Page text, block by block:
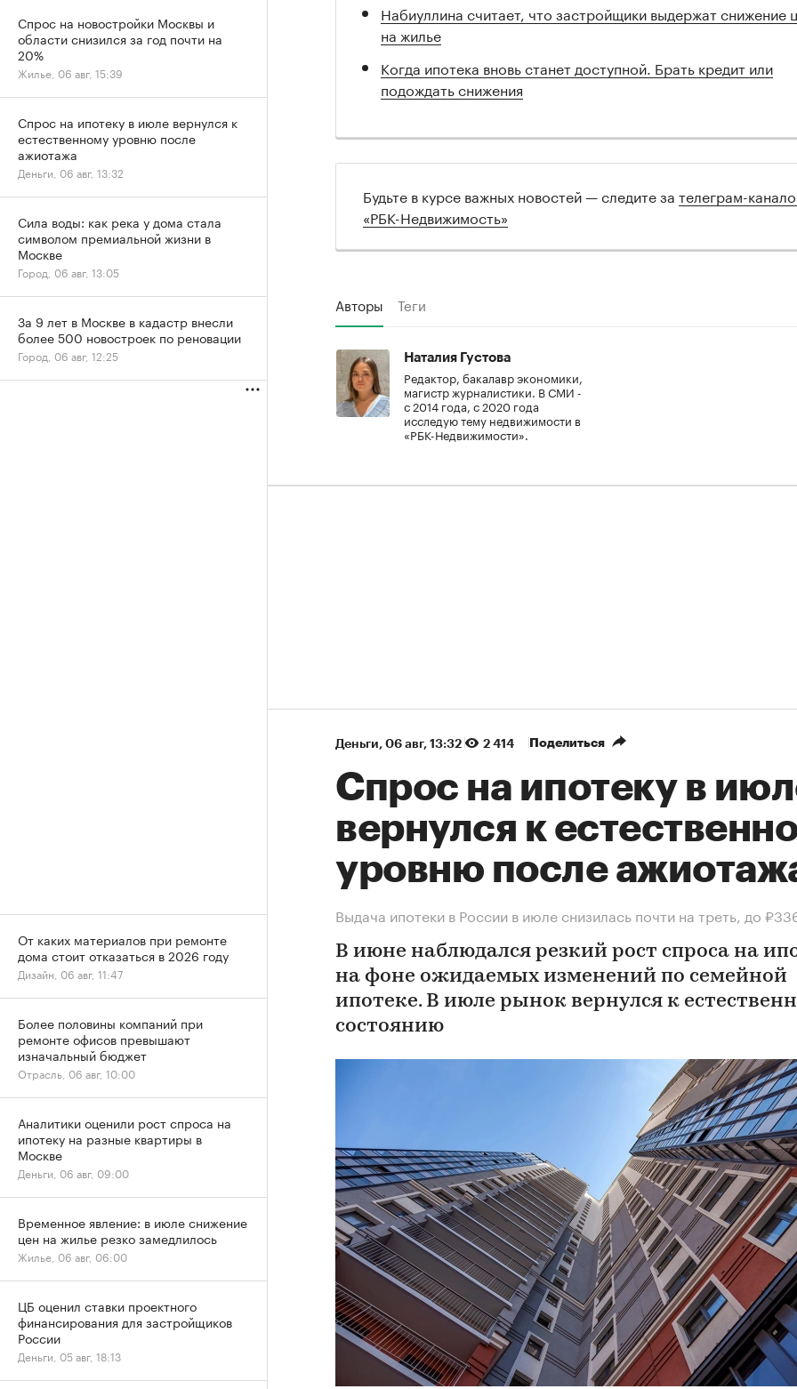
Набиуллина считает, что застройщики выдержат снижение
на жилье
Когда ипотека вновь станет доступной. Брать кредит или
подождать снижения
Будьте в курсе важных новостей — следите за телеграм-
«РБК-Недвижимость»
Авторы Теги
Наталия Густова
Редактор, бакалавр экономики,
магистр журналистики. В СМИ -
с 2014 года, с 2020 года
исследую тему недвижимости в
«РБК-Недвижимости».
Деньги⁠, 06 авг, 13:32 2 414 Поделиться
Спрос на ипотеку в
вернулся к
уровню после
Выдача ипотеки в России в июле снизилась почти на треть, до
В июне наблюдался резкий рост спроса на
на фоне ожидаемых изменений по семейной
ипотеке. В июле рынок вернулся к
состоянию
Спрос на новостройки Москвы и
области снизился за год почти на
20%
Жилье, 06 авг, 15:39
Спрос на ипотеку в июле вернулся к
естественному уровню после
ажиотажа
Деньги, 06 авг, 13:32
Сила воды: как река у дома стала
символом премиальной жизни в
Москве
Город, 06 авг, 13:05
За 9 лет в Москве в кадастр внесли
более 500 новостроек по реновации
Город, 06 авг, 12:25
От каких материалов при ремонте
дома стоит отказаться в 2026 году
Дизайн, 06 авг, 11:47
Более половины компаний при
ремонте офисов превышают
изначальный бюджет
Отрасль, 06 авг, 10:00
Аналитики оценили рост спроса на
ипотеку на разные квартиры в
Москве
Деньги, 06 авг, 09:00
Временное явление: в июле снижение
цен на жилье резко замедлилось
Жилье, 06 авг, 06:00
ЦБ оценил ставки проектного
финансирования для застройщиков
России
Деньги, 05 авг, 18:13